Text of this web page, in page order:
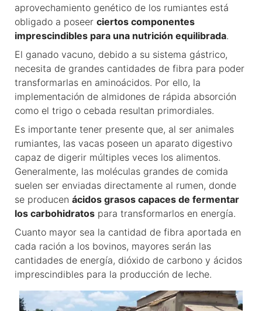
aprovechamiento genético de los rumiantes está
obligado a poseer ciertos componentes
imprescindibles para una nutrición equilibrada.
El ganado vacuno, debido a su sistema gástrico,
necesita de grandes cantidades de fibra para poder
transformarlas en aminoácidos. Por ello, la
implementación de almidones de rápida absorción
como el trigo o cebada resultan primordiales.
Es importante tener presente que, al ser animales
rumiantes, las vacas poseen un aparato digestivo
capaz de digerir múltiples veces los alimentos.
Generalmente, las moléculas grandes de comida
suelen ser enviadas directamente al rumen, donde
se producen ácidos grasos capaces de fermentar
los carbohidratos para transformarlos en energía.
Cuanto mayor sea la cantidad de fibra aportada en
cada ración a los bovinos, mayores serán las
cantidades de energía, dióxido de carbono y ácidos
imprescindibles para la producción de leche.